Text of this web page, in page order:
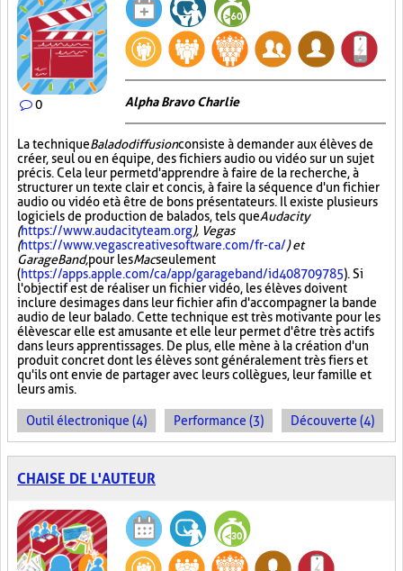
0 Alpha Bravo Charlie
La techniqueBaladodiffusionconsiste à demander aux élèves de
créer, seul ou en équipe, des fichiers audio ou vidéo sur un sujet
précis. Cela leur permet d'apprendre à faire de la recherche, à
structurer un texte clair et concis, à faire la séquence d'un fichier
audio ou vidéo et à être de bons présentateurs. Il existe plusieurs
logiciels de production de balados, tels queAudacity
(https://www.audacityteam.org), Vegas
(https://www.vegascreativesoftware.com/fr-ca/) et
GarageBand,pour lesMacseulement
(https://apps.apple.com/ca/app/garageband/id408709785). Si
l'objectif est de réaliser un fichier vidéo, les élèves doivent
inclure des images dans leur fichier afin d'accompagner la bande
audio de leur balado. Cette technique est très motivante pour les
élèves car elle est amusante et elle leur permet d'être très actifs
dans leurs apprentissages. De plus, elle mène à la création d'un
produit concret dont les élèves sont généralement très fiers et
qu'ils ont envie de partager avec leurs collègues, leur famille et
leurs amis.
Outil électronique (4) Performance (3) Découverte (4)
CHAISE DE L'AUTEUR